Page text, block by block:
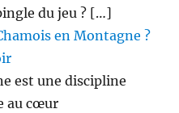
du jeu ? […]
en Montagne ?
est une discipline
au cœur